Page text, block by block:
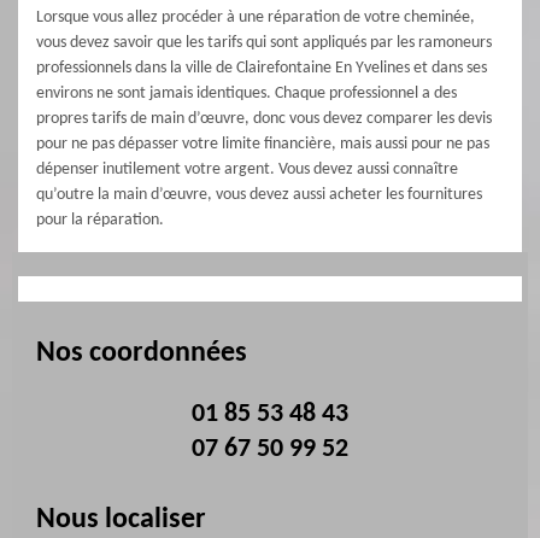
Lorsque vous allez procéder à une réparation de votre cheminée,
vous devez savoir que les tarifs qui sont appliqués par les ramoneurs
professionnels dans la ville de Clairefontaine En Yvelines et dans ses
environs ne sont jamais identiques. Chaque professionnel a des
propres tarifs de main d’œuvre, donc vous devez comparer les devis
pour ne pas dépasser votre limite financière, mais aussi pour ne pas
dépenser inutilement votre argent. Vous devez aussi connaître
qu’outre la main d’œuvre, vous devez aussi acheter les fournitures
pour la réparation.
Nos coordonnées
01 85 53 48 43
07 67 50 99 52
Nous localiser